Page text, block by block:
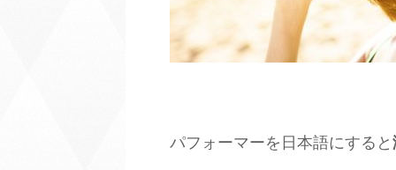
パフォーマーを日本語にすると